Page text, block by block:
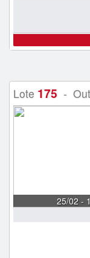
Lote 175 -
25/02 -